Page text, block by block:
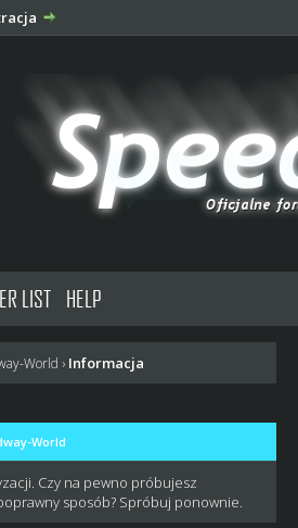
LIST HELP
World › Informacja
World
Czy na pewno próbujesz
sposób? Spróbuj ponownie.